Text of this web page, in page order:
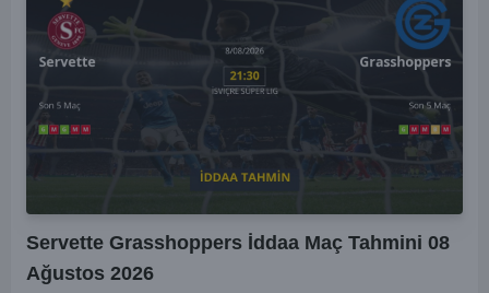
Servette Grasshoppers İddaa Maç Tahmini 08
Ağustos 2026